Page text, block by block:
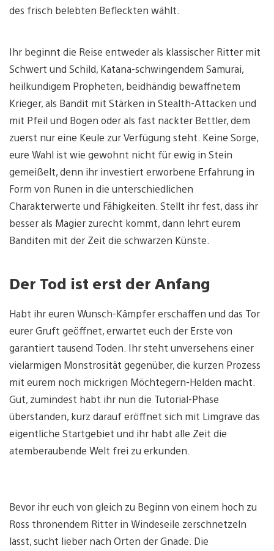
des frisch belebten Befleckten wählt.
Ihr beginnt die Reise entweder als klassischer Ritter mit
Schwert und Schild, Katana-schwingendem Samurai,
heilkundigem Propheten, beidhändig bewaffnetem
Krieger, als Bandit mit Stärken in Stealth-Attacken und
mit Pfeil und Bogen oder als fast nackter Bettler, dem
zuerst nur eine Keule zur Verfügung steht. Keine Sorge,
eure Wahl ist wie gewohnt nicht für ewig in Stein
gemeißelt, denn ihr investiert erworbene Erfahrung in
Form von Runen in die unterschiedlichen
Charakterwerte und Fähigkeiten. Stellt ihr fest, dass ihr
besser als Magier zurecht kommt, dann lehrt eurem
Banditen mit der Zeit die schwarzen Künste.
Der Tod ist erst der Anfang
Habt ihr euren Wunsch-Kämpfer erschaffen und das Tor
eurer Gruft geöffnet, erwartet euch der Erste von
garantiert tausend Toden. Ihr steht unversehens einer
vielarmigen Monstrosität gegenüber, die kurzen Prozess
mit eurem noch mickrigen Möchtegern-Helden macht.
Gut, zumindest habt ihr nun die Tutorial-Phase
überstanden, kurz darauf eröffnet sich mit Limgrave das
eigentliche Startgebiet und ihr habt alle Zeit die
atemberaubende Welt frei zu erkunden.
Bevor ihr euch von gleich zu Beginn von einem hoch zu
Ross thronendem Ritter in Windeseile zerschnetzeln
lasst, sucht lieber nach Orten der Gnade. Die